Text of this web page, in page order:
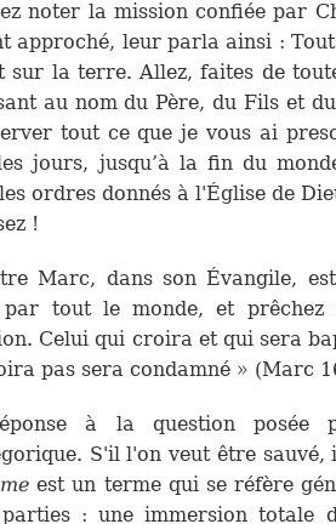
noter la mission confiée par
approché, leur parla ainsi :
sur la terre. Allez, faites de
au nom du Père, du Fils et
tout ce que je vous ai
jours, jusqu’à la fin du
ordres donnés à l'Église de
!
Marc, dans son Évangile,
par tout le monde, et
Celui qui croira et qui sera
pas sera condamné » (Marc
à la question posée
S'il l'on veut être
est un terme qui se réfère
: une immersion totale